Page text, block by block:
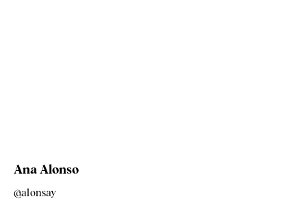
Ana Alonso
@alonsay